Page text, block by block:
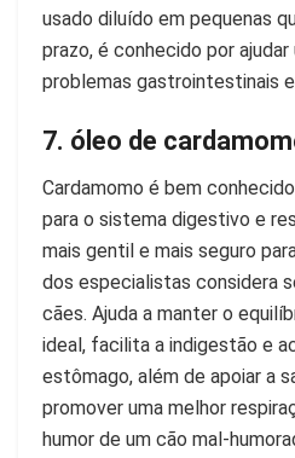
usado diluído em pequenas
prazo, é conhecido por ajudar
problemas gastrointestinais
7. óleo de
Cardamomo é bem
para o sistema digestivo e
mais gentil e mais seguro
dos especialistas considera
cães. Ajuda a manter o
ideal, facilita a indigestão e
estômago, além de apoiar a
promover uma melhor
humor de um cão mal-